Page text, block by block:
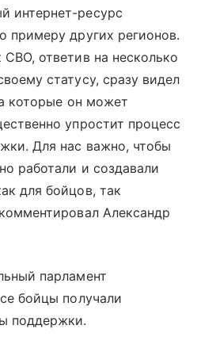
интернет-ресурс
примеру других регионов.
ответив на несколько
статусу, сразу видел
которые он может
упростит процесс
Для нас важно, чтобы
работали и создавали
для бойцов, так
Александр
парламент
бойцы получали
поддержки.